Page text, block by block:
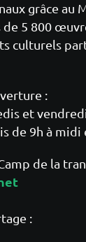
grâce
5 800
culturels
:
et
de 9h à midi
de la
: